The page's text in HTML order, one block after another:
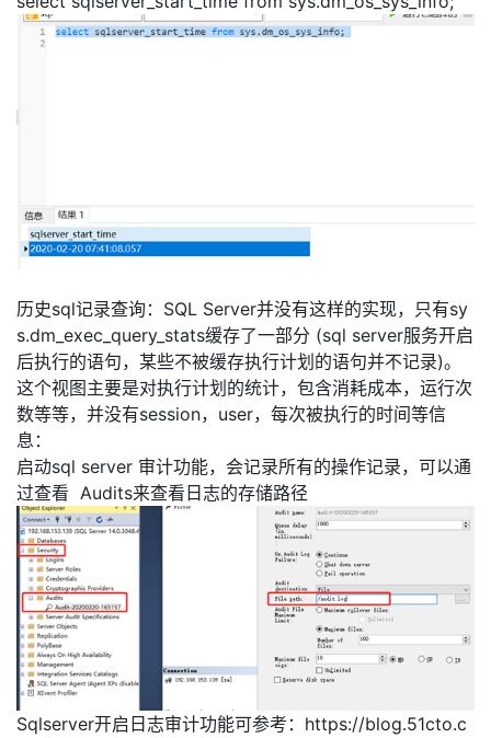
历史sql记录查询：SQL Server并没有这样的实现，只有sy
s.dm_exec_query_stats缓存了一部分 (sql server服务开启
后执行的语句，某些不被缓存执行计划的语句并不记录)。
这个视图主要是对执行计划的统计，包含消耗成本，运行次
数等等，并没有session，user，每次被执行的时间等信
息：
启动sql server 审计功能，会记录所有的操作记录，可以通
过查看 Audits来查看日志的存储路径
Sqlserver开启日志审计功能可参考：https://blog.51cto.c